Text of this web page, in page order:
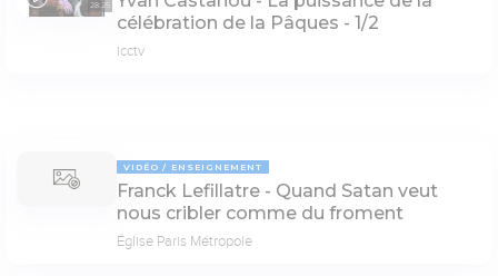
28:25
célébration de la Pâques - 1/2
icctv
VIDÉO ENSEIGNEMENT
Franck Lefillatre - Quand Satan veut
nous cribler comme du froment
Église Paris Métropole